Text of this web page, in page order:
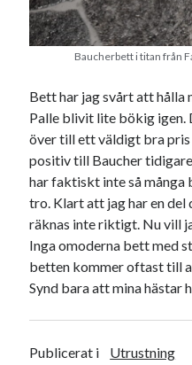
februari 2025
januari 2025
december 2024
oktober 2024
september 2024
augusti 2024
juli 2024
juni 2024
maj 2024
april 2024
mars 2024
februari 2024
januari 2024
oktober 2023
Baucherbett i titan från
Bett har jag svårt att hålla
Palle blivit lite bökig igen.
över till ett väldigt bra pris
positiv till Baucher
har faktiskt inte så många
tro. Klart att jag har en del
räknas inte riktigt. Nu vill
Inga omoderna bett med
betten kommer oftast till
Synd bara att mina hästar
Publicerat i Utrustning